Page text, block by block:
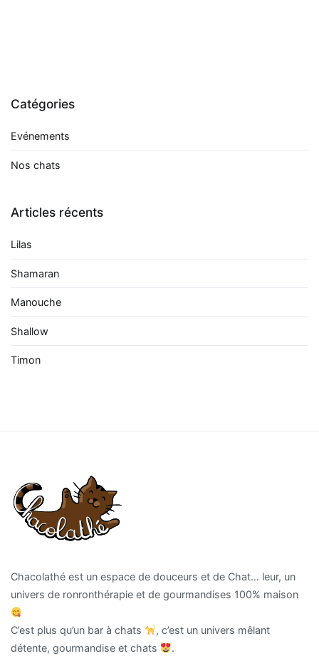
Catégories
Evénements
Nos chats
Articles récents
Lilas
Shamaran
Manouche
Shallow
Timon
Chacolathé est un espace de douceurs et de Chat… leur, un
univers de ronronthérapie et de gourmandises 100% maison
C’est plus qu’un bar à chats
, c’est un univers mêlant
détente, gourmandise et chats
.